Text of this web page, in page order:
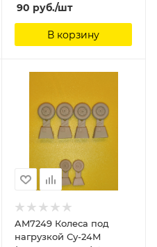
90 руб./шт
В корзину
AM7249 Колеса под
нагрузкой Су-24М